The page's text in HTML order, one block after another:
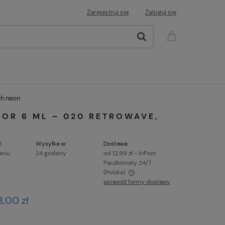
Zarejestruj się Zaloguj się
neon
6 ML – 020 RETROWAVE,
Wysyłka w:
24 godziny
Dostawa:
od 12,99 zł - InPost
Paczkomaty 24/7
(Polska)
sprawdź formy dostawy
zł